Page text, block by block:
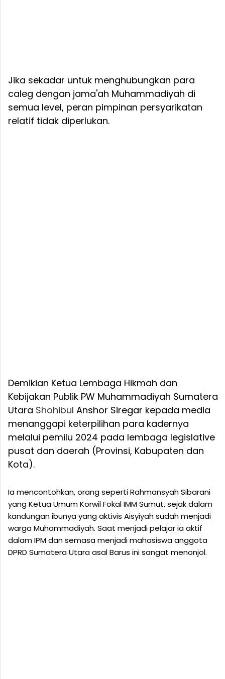
Jika sekadar untuk menghubungkan para
caleg dengan jama'ah Muhammadiyah di
semua level, peran pimpinan persyarikatan
relatif tidak diperlukan.
Demikian Ketua Lembaga Hikmah dan
Kebijakan Publik PW Muhammadiyah Sumatera
Utara Shohibul Anshor Siregar kepada media
menanggapi keterpilihan para kadernya
melalui pemilu 2024 pada lembaga legislative
pusat dan daerah (Provinsi, Kabupaten dan
Kota).
Ia mencontohkan, orang seperti Rahmansyah Sibarani
yang Ketua Umum Korwil Fokal IMM Sumut, sejak dalam
kandungan ibunya yang aktivis Aisyiyah sudah menjadi
warga Muhammadiyah. Saat menjadi pelajar ia aktif
dalam IPM dan semasa menjadi mahasiswa anggota
DPRD Sumatera Utara asal Barus ini sangat menonjol.